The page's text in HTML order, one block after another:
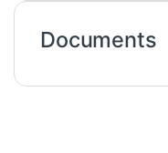
Documents